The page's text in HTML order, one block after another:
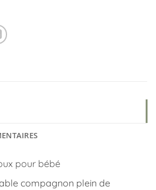
pour bébé
compagnon plein de